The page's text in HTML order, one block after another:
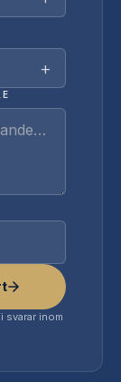
+
svarar inom